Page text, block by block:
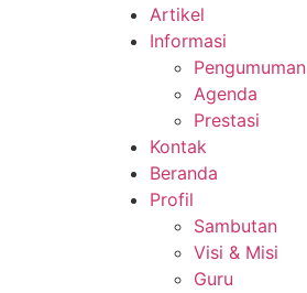
Artikel
Informasi
Pengumuman
Agenda
Prestasi
Kontak
Beranda
Profil
Sambutan
Visi & Misi
Guru